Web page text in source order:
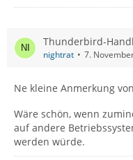
Thunderbird-
nightrat 7.
Ne kleine Anmerkung
Wäre schön, wenn
auf andere
werden würde.